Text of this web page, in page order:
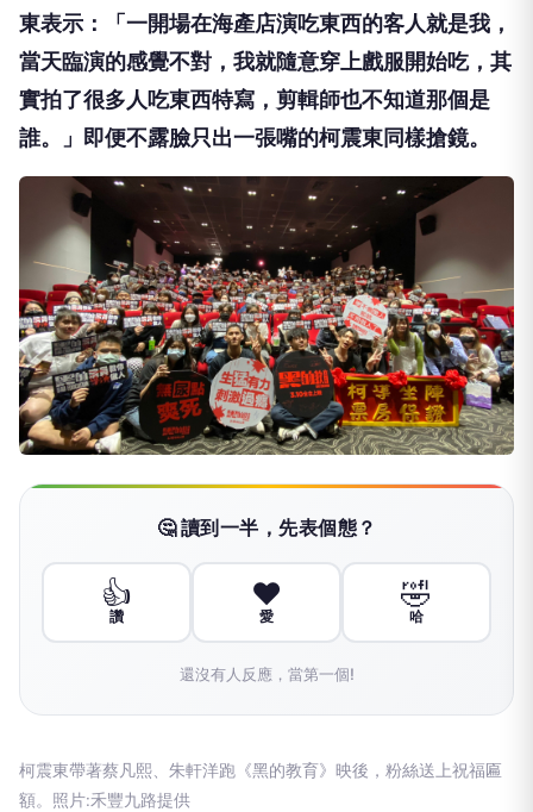
東表示：「一開場在海產店演吃東西的客人就是我，
當天臨演的感覺不對，我就隨意穿上戲服開始吃，其
實拍了很多人吃東西特寫，剪輯師也不知道那個是
誰。」即便不露臉只出一張嘴的柯震東同樣搶鏡。
🤔 讀到一半，先表個態？
👍
讚
❤️
愛
🤣
哈
還沒有人反應，當第一個!
柯震東帶著蔡凡熙、朱軒洋跑《黑的教育》映後，粉絲送上祝福匾
額。照片:禾豐九路提供